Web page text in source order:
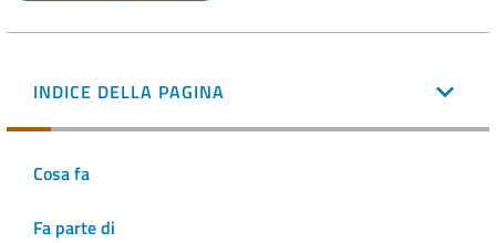
INDICE DELLA PAGINA
Cosa fa
Fa parte di